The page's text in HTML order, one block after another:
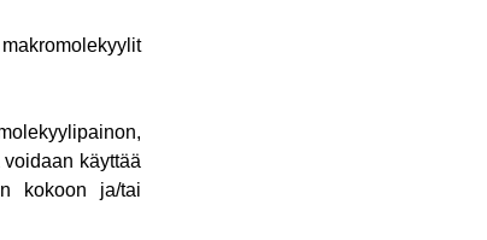
käyttää
kokoon ja/tai